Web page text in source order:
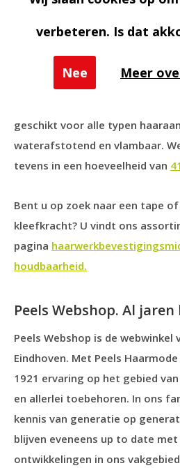
Verwijderen:C-22
lijmoplosser
verwijderen van een
beschadigen.
geschikt voor alle typen
waterafstotend en vlambaar.
tevens in een hoeveelheid van
Bent u op zoek naar een tape
kleefkracht? U vindt ons
pagina
houdbaarheid.
Peels Webshop. Al
Peels Webshop is de webwinkel
Eindhoven. Met Peels
1921 ervaring op het gebied
en allerlei toebehoren. In ons
kennis van generatie op
blijven eveneens up to date
ontwikkelingen in ons
verbeteren. Is dat
Nee Meer